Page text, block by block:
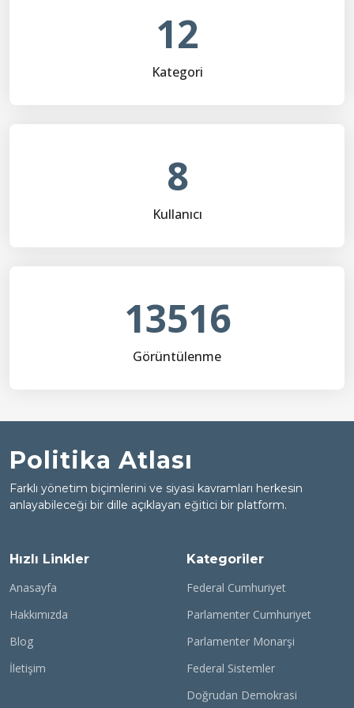
12
Kategori
8
Kullanıcı
13516
Görüntülenme
Politika Atlası
Farklı yönetim biçimlerini ve siyasi kavramları herkesin
anlayabileceği bir dille açıklayan eğitici bir platform.
Hızlı Linkler
Anasayfa
Hakkımızda
Blog
İletişim
Kategoriler
Federal Cumhuriyet
Parlamenter Cumhuriyet
Parlamenter Monarşi
Federal Sistemler
Doğrudan Demokrasi